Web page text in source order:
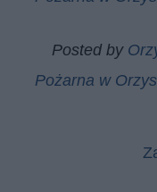
Posted by
Pożarna w